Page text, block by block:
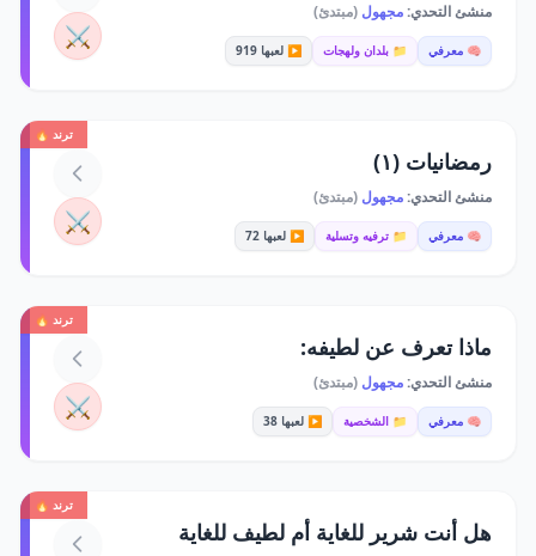
منشئ التحدي:مجهول (مبتدئ)
🧠 معرفي 📁 بلدان ولهجات ▶️ لعبها 919 ⚔️
ترند 🔥
رمضانيات (١)
منشئ التحدي:مجهول (مبتدئ)
🧠 معرفي 📁 ترفيه وتسلية ▶️ لعبها 72 ⚔️
ترند 🔥
ماذا تعرف عن لطيفه:
منشئ التحدي:مجهول (مبتدئ)
🧠 معرفي 📁 الشخصية ▶️ لعبها 38 ⚔️
ترند 🔥
هل أنت شرير للغاية أم لطيف للغاية